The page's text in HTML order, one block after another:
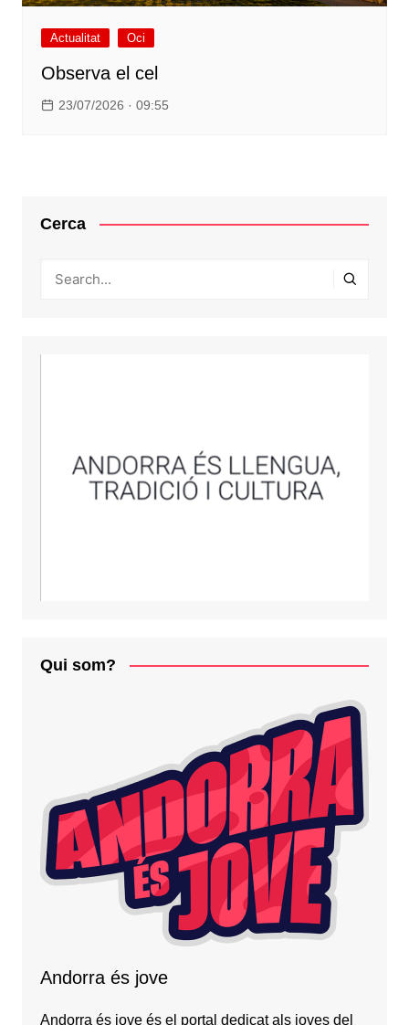
Actualitat Oci
Observa el cel
23/07/2026 · 09:55
Cerca
Qui som?
Andorra és jove
Andorra és jove és el portal dedicat als joves del